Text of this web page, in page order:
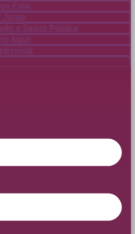
Falar
Junto
e Saúde Pública
Aqui!